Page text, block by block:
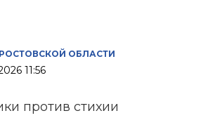
ОБЛАСТИ
11:56
против стихии